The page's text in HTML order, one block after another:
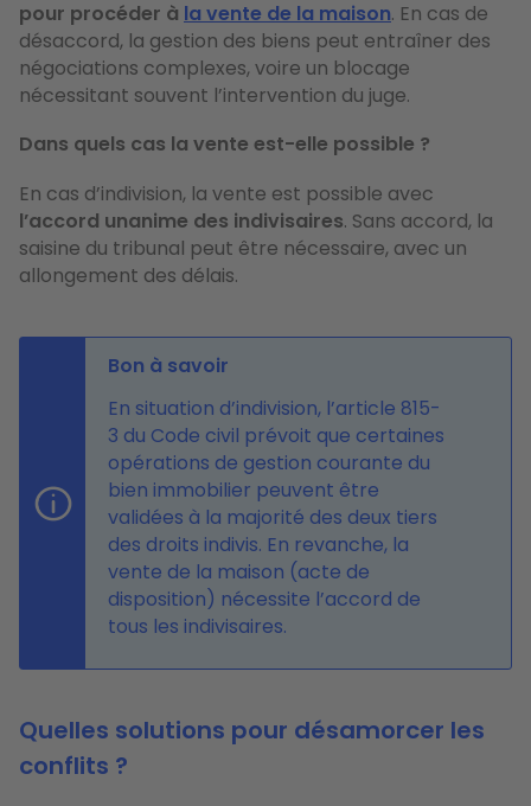
pour procéder à la vente de la maison. En cas de
désaccord, la gestion des biens peut entraîner des
négociations complexes, voire un blocage
nécessitant souvent l’intervention du juge.
Dans quels cas la vente est-elle possible ?
En cas d’indivision, la vente est possible avec
l’accord unanime des indivisaires. Sans accord, la
saisine du tribunal peut être nécessaire, avec un
allongement des délais.
Bon à savoir
En situation d’indivision, l’article 815-
3 du Code civil prévoit que certaines
opérations de gestion courante du
bien immobilier peuvent être
validées à la majorité des deux tiers
des droits indivis. En revanche, la
vente de la maison (acte de
disposition) nécessite l’accord de
tous les indivisaires.
Quelles solutions pour désamorcer les
conflits ?